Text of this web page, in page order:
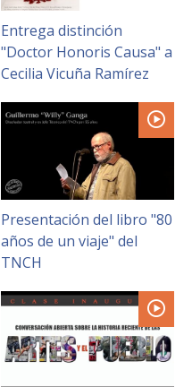
Entrega distinción
"Doctor Honoris Causa" a
Cecilia Vicuña Ramírez
Presentación del libro "80
años de un viaje" del
TNCH